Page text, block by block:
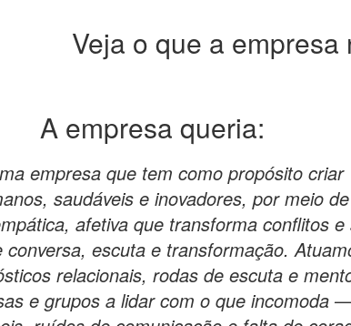
Veja o que a
A empresa queria:
empresa que tem como propósito criar
saudáveis e inovadores, por meio
afetiva que transforma conflitos e
conversa, escuta e transformação.
relacionais, rodas de escuta e
e grupos a lidar com o que incomoda